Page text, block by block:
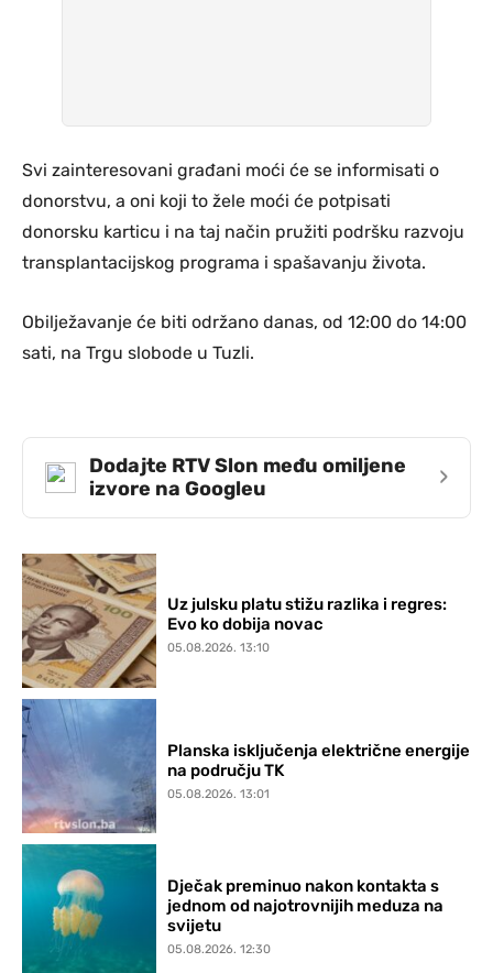
Svi zainteresovani građani moći će se informisati o
donorstvu, a oni koji to žele moći će potpisati
donorsku karticu i na taj način pružiti podršku razvoju
transplantacijskog programa i spašavanju života.
Obilježavanje će biti održano danas, od 12:00 do 14:00
sati, na Trgu slobode u Tuzli.
Dodajte RTV Slon među omiljene
izvore na Googleu
›
Uz julsku platu stižu razlika i regres:
Evo ko dobija novac
05.08.2026. 13:10
Planska isključenja električne energije
na području TK
05.08.2026. 13:01
Dječak preminuo nakon kontakta s
jednom od najotrovnijih meduza na
svijetu
05.08.2026. 12:30